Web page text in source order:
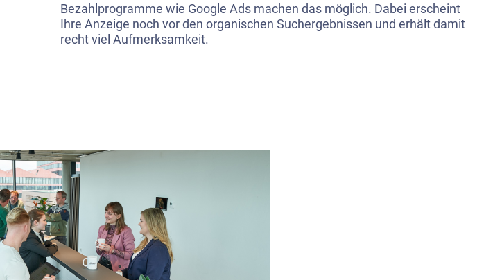
Bezahlprogramme wie Google Ads machen das möglich. Dabei erscheint
Ihre Anzeige noch vor den organischen Suchergebnissen und erhält damit
recht viel Aufmerksamkeit.